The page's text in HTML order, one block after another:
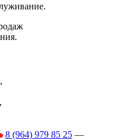
8 (964) 979 85 25 —